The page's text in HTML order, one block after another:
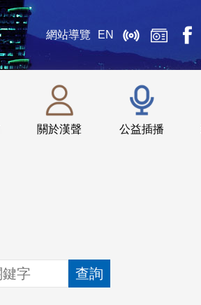
網站導覽 EN
關於漢聲 公益插播
查詢